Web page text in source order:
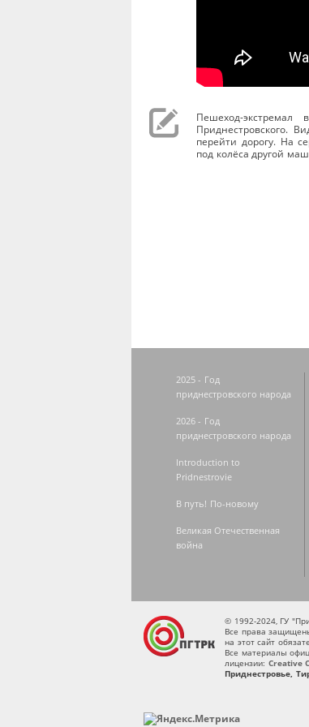
Пешеход-
Приднестровского.
перейти дорогу. На
под колёса другой
2025 - Год
приднестровского народа
2026 - Год
приднестровского народа
Introduction to
Pridnestrovie
В путь! По-новому
Великая Отечественная
война
© 1992-2024, ГУ
Все права
на этот сайт
Все материалы
лицензии: Creative
Приднестровье,